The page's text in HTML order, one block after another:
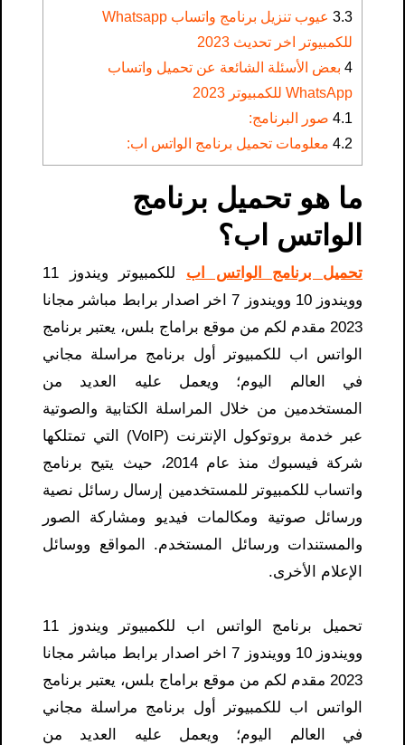
3.3
عيوب تنزيل برنامج واتساب Whatsapp
للكمبيوتر اخر تحديث 2023
4 بعض الأسئلة الشائعة عن تحميل واتساب
WhatsApp للكمبيوتر 2023
4.1 صور البرنامج:
4.2 معلومات تحميل برنامج الواتس اب:
ما هو تحميل برنامج
الواتس اب؟
تحميل برنامج الواتس اب
للكمبيوتر ويندوز 11
وويندوز 10 وويندوز 7 اخر اصدار برابط مباشر مجانا
2023 مقدم لكم من موقع براماج بلس، يعتبر برنامج
الواتس اب للكمبيوتر أول برنامج مراسلة مجاني
في العالم اليوم؛ ويعمل عليه العديد من
المستخدمين من خلال المراسلة الكتابية والصوتية
عبر خدمة بروتوكول الإنترنت (VoIP) التي تمتلكها
شركة فيسبوك منذ عام 2014، حيث يتيح برنامج
واتساب للكمبيوتر للمستخدمين إرسال رسائل نصية
ورسائل صوتية ومكالمات فيديو ومشاركة الصور
والمستندات ورسائل المستخدم. المواقع ووسائل
الإعلام الأخرى.
تحميل برنامج الواتس اب للكمبيوتر ويندوز 11
وويندوز 10 وويندوز 7 اخر اصدار برابط مباشر مجانا
2023 مقدم لكم من موقع براماج بلس، يعتبر برنامج
الواتس اب للكمبيوتر أول برنامج مراسلة مجاني
في العالم اليوم؛ ويعمل عليه العديد من